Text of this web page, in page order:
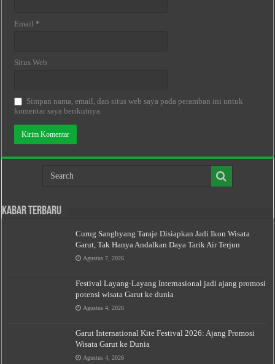
Email *
Situs Web
Simpan nama, email, dan situs web saya pada peramban ini untuk
komentar saya berikutnya.
Kabar Terbaru
Curug Sanghyang Taraje Disiapkan Jadi Ikon Wisata
Garut, Tak Hanya Andalkan Daya Tarik Air Terjun
Agustus 7, 2026
Festival Layang-Layang Internasional jadi ajang promosi
potensi wisata Garut ke dunia
Agustus 4, 2026
Garut International Kite Festival 2026: Ajang Promosi
Wisata Garut ke Dunia
Agustus 4, 2026